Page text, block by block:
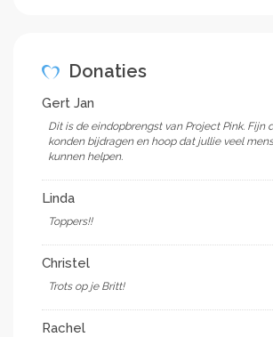
Donaties
Gert Jan
Dit is de eindopbrengst van Project Pink. Fijn
konden bijdragen en hoop dat jullie veel
kunnen helpen.
Linda
Toppers!!
Christel
Trots op je Britt!
Rachel